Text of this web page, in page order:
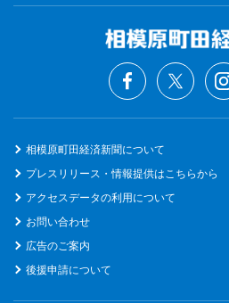
相模原町田経済新聞について
プレスリリース・情報提供はこちらから
アクセスデータの利用について
お問い合わせ
広告のご案内
後援申請について